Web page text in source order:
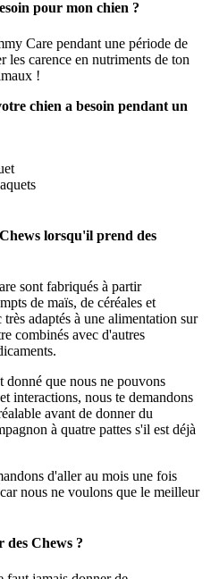
pour mon chien ?
Care pendant une période de
les carence en nutriments de ton
!
chien a besoin pendant un
lorsqu'il prend des
sont fabriqués à partir
de maïs, de céréales et
adaptés à une alimentation sur
combinés avec d'autres
donné que nous ne pouvons
interactions, nous te demandons
avant de donner du
à quatre pattes s'il est déjà
d'aller au mois une fois
nous ne voulons que le meilleur
des Chews ?